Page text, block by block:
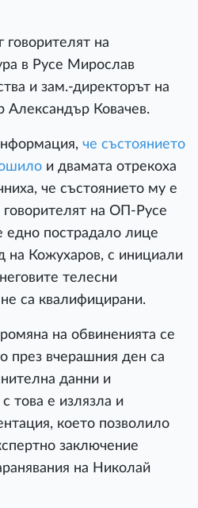
говорителят на
в Русе Мирослав
и зам.-директорът на
Ковачев.
че състоянието
и двамата отрекоха
че състоянието му е
на ОП-Русе
пострадало лице
на Кожухаров, с инициали
телесни
са квалифицирани.
на обвиненията се
през вчерашния ден са
данни и
това е излязла и
което позволило
заключение
на Николай